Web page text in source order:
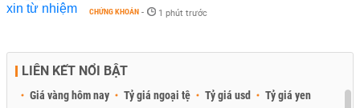
CHỨNG KHOÁN - 1 phút trước
LIÊN KẾT NỔI BẬT
Giá vàng hôm nay Tỷ giá ngoại tệ Tỷ giá usd
Tỷ giá yen